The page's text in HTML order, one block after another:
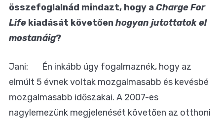
összefoglalnád mindazt, hogy aCharge For
Life kiadását követőenhogyan jutottatok el
mostanáig?
Jani: Én inkább úgy fogalmaznék, hogy az
elmúlt 5 évnek voltak mozgalmasabb és kevésbé
mozgalmasabb időszakai. A 2007-es
nagylemezünk megjelenését követően az otthoni